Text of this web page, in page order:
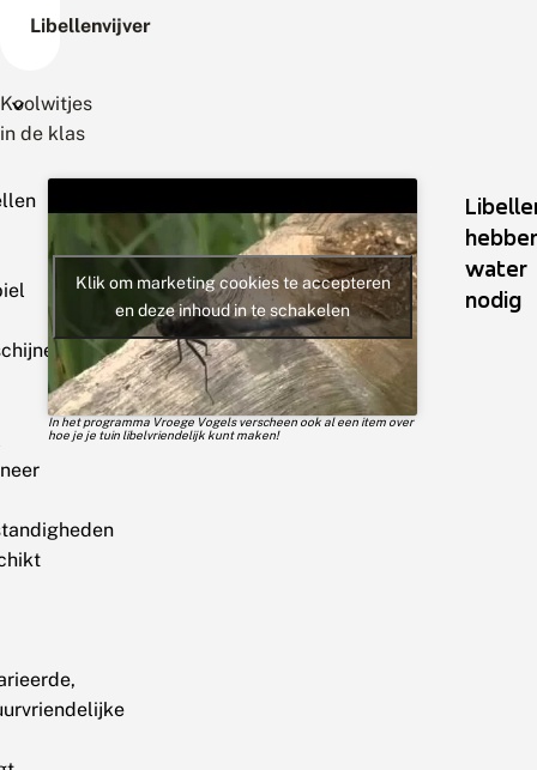
Libellenvijver
Koolwitjes
in de klas
Klik om marketing cookies te accepteren
en deze inhoud in te schakelen
In het programma Vroege Vogels verscheen ook al een item over
hoe je je tuin libelvriendelijk kunt maken!
water
nodig